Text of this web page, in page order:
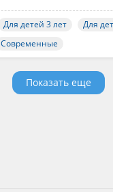
Для детей 3 лет
Для
Современные
Показать еще